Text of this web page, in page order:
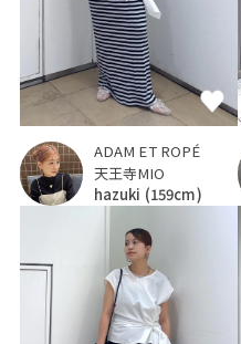
ADAM ET ROPÉ
天王寺MIO
hazuki (159cm)